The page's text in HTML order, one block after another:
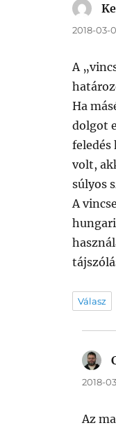
2018-03-
A
Ha
dolgot
feledés
volt,
súlyos
A
Válasz
2018-
Az